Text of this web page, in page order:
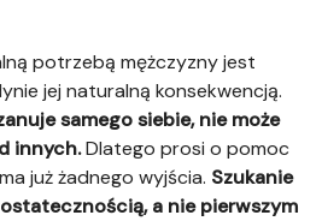
potrzebą mężczyzny jest
jej naturalną konsekwencją.
samego siebie, nie może
innych.Dlatego prosi o pomoc
już żadnego wyjścia. Szukanie
a nie pierwszym